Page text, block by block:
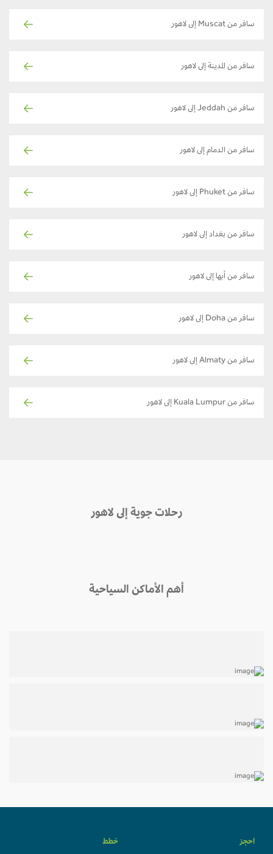
سافر من Muscat إلى لاهور
سافر من المدينة إلى لاهور
سافر من Jeddah إلى لاهور
سافر من الدمام إلى لاهور
سافر من Phuket إلى لاهور
سافر من بغداد إلى لاهور
سافر من أبها إلى لاهور
سافر من Doha إلى لاهور
سافر من Almaty إلى لاهور
سافر من Kuala Lumpur إلى لاهور
رحلات جوية إلى لاهور
أهم الأماكن السياحية
احجز خطط